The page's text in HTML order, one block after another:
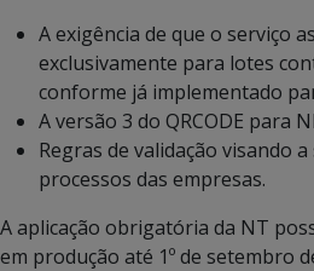
A exigência de que o serviço
exclusivamente para lotes
conforme já implementado
A versão 3 do QRCODE para
Regras de validação visando
processos das empresas.
A aplicação obrigatória da NT
em produção até 1º de setembro